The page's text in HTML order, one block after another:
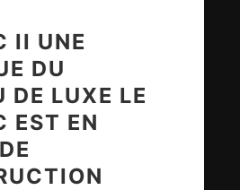
II UNE
DU
DE LUXE LE
EST EN